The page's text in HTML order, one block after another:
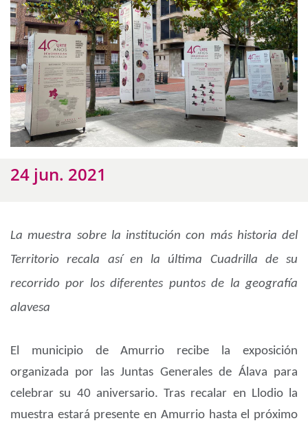
24 jun. 2021
La muestra sobre la institución con más historia del
Territorio recala así en la última Cuadrilla de su
recorrido por los diferentes puntos de la geografía
alavesa
El municipio de Amurrio recibe la exposición
organizada por las Juntas Generales de Álava para
celebrar su 40 aniversario. Tras recalar en Llodio la
muestra estará presente en Amurrio hasta el próximo